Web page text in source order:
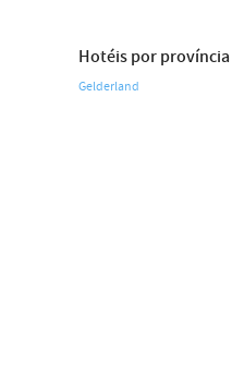
Hotéis por província
Gelderland